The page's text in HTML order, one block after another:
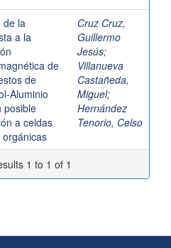
de la
a la
de
de
Aluminio
posible
a celdas
Cruz Cruz,
Guillermo
Jesús;
Villanueva
Castañeda,
Miguel;
Hernández
Tenorio, Celso
1 to 1 of 1